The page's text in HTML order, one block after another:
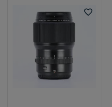
favorite_border